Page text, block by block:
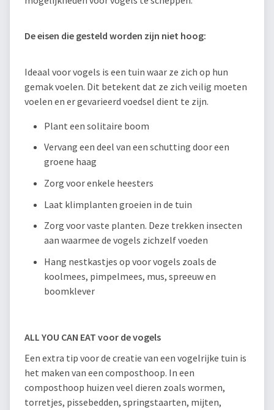
De eisen die gesteld worden zijn niet hoog:
Ideaal voor vogels is een tuin waar ze zich op hun
gemak voelen. Dit betekent dat ze zich veilig moeten
voelen en er gevarieerd voedsel dient te zijn.
Plant een solitaire boom
Vervang een deel van een schutting door een
groene haag
Zorg voor enkele heesters
Laat klimplanten groeien in de tuin
Zorg voor vaste planten. Deze trekken insecten
aan waarmee de vogels zichzelf voeden
Hang nestkastjes op voor vogels zoals de
koolmees, pimpelmees, mus, spreeuw en
boomklever
ALL YOU CAN EAT voor de vogels
Een extra tip voor de creatie van een vogelrijke tuin is
het maken van een composthoop. In een
composthoop huizen veel dieren zoals wormen,
torretjes, pissebedden, springstaarten, mijten,